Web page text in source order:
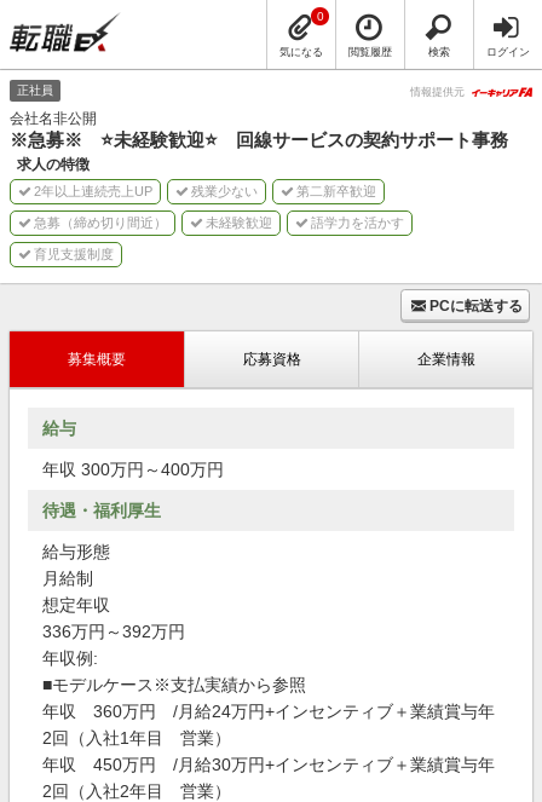
気になる
0
閲覧履歴 検索 ログイン
正社員 情報提供元
会社名非公開
※急募※ ⭐️未経験歓迎⭐️ 回線サービスの契約サポート事務
求人の特徴
2年以上連続売上UP 残業少ない 第二新卒歓迎
急募（締め切り間近） 未経験歓迎 語学力を活かす
育児支援制度
PCに転送する
募集概要 応募資格 企業情報
給与
年収 300万円～400万円
待遇・福利厚生
給与形態
月給制
想定年収
336万円～392万円
年収例:
■モデルケース※支払実績から参照
年収 360万円 /月給24万円+インセンティブ＋業績賞与年
2回（入社1年目 営業）
年収 450万円 /月給30万円+インセンティブ＋業績賞与年
2回（入社2年目 営業）